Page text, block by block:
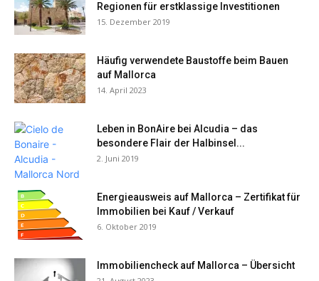
Regionen für erstklassige Investitionen
15. Dezember 2019
Häufig verwendete Baustoffe beim Bauen
auf Mallorca
14. April 2023
Leben in BonAire bei Alcudia – das
besondere Flair der Halbinsel...
2. Juni 2019
Energieausweis auf Mallorca – Zertifikat für
Immobilien bei Kauf / Verkauf
6. Oktober 2019
Immobiliencheck auf Mallorca – Übersicht